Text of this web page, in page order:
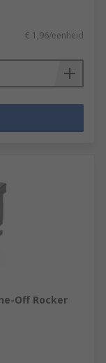
€ 1,96/eenheid
Off Rocker